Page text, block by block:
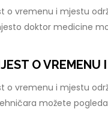
o vremenu i mjestu
doktor medicine
O VREMENU
o vremenu i mjestu
možete